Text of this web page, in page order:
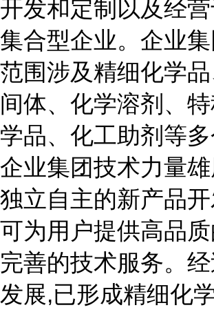
开发和定制以及经
集合型企业。企业
范围涉及精细化学
间体、化学溶剂、
学品、化工助剂等多
企业集团技术力量
独立自主的新产品
可为用户提供高品
完善的技术服务。
发展,已形成精细化